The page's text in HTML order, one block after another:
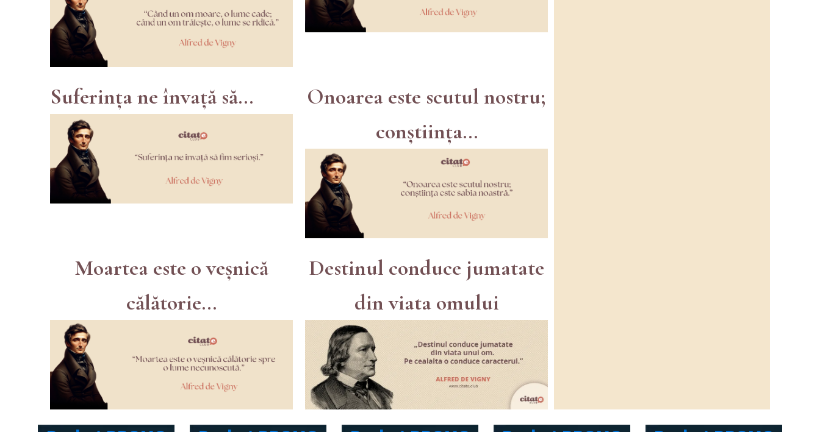
Suferința ne învață să...
Onoarea este scutul nostru;
conștiința...
Moartea este o veșnică
călătorie...
Destinul conduce jumatate
din viata omului